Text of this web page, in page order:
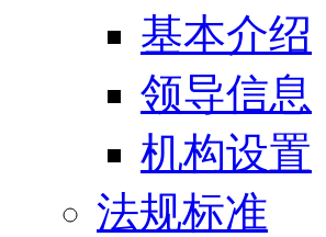
基本介绍
领导信息
机构设置
法规标准